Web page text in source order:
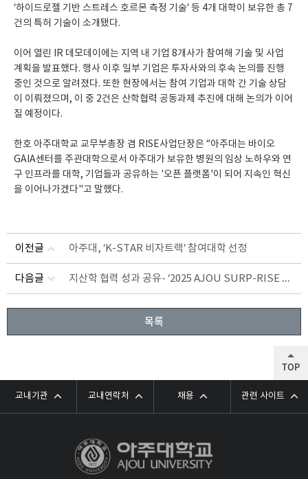
‘하이드로젤 기반 스트레스 호르몬 측정 기술’ 등 4개 대학이 보유한 총 7
건의 특허 기술이 소개됐다.
이어 열린 IR 데모데이에는 지역 내 기업 8개사가 참여해 기술 및 사업
계획을 발표했다. 행사 이후 일부 기업은 투자사와의 후속 논의를 진행
중인 것으로 알려졌다. 또한 현장에서는 참여 기업과 대학 간 기술 상담
이 이뤄졌으며, 이 중 2건은 산학협력 공동과제 추진에 대해 논의가 이어
질 예정이다.
한호 아주대학교 교무부총장 겸 RISE사업단장은 “아주대는 바이오
GAIA센터를 주관대학으로서 아주대가 보유한 병원의 임상 노하우와 연
구 인프라를 대학, 기업들과 공유하는 '오픈 플랫폼'이 되어 지속인 혁신
을 이어나가겠다"고 말했다.
이전글 아주대, ‘K-STAR 비자트랙’ 참여대학 선정
다음글 지산학 협력 성과 공유- ‘2025 AJOU SURP-RISE FESTA’ 개최
목록
교내기관 교내연락처 채용 관련 사이트
TOP